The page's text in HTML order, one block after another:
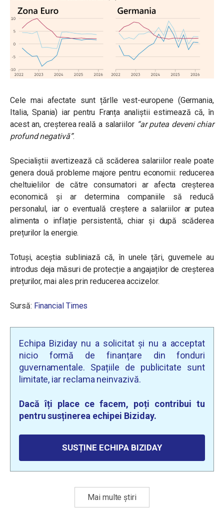
Cele mai afectate sunt țărlle vest-europene (Germania,
Italia, Spania) iar pentru Franța analiștii estimează că, în
acest an, creșterea reală a salariilor “ar putea deveni chiar
profund negativă”.
Specialiștii avertizează că scăderea salariilor reale poate
genera două probleme majore pentru economii: reducerea
cheltuielilor de către consumatori ar afecta creșterea
economică și ar determina companiile să reducă
personalul, iar o eventuală creștere a salariilor ar putea
alimenta o inflație persistentă, chiar și după scăderea
prețurilor la energie.
Totuși, aceștia subliniază că, în unele țări, guvernele au
introdus deja măsuri de protecție a angajaților de creșterea
prețurilor, mai ales prin reducerea accizelor.
Sursă: Financial Times
Echipa Biziday nu a solicitat și nu a acceptat
nicio formă de finanțare din fonduri
guvernamentale. Spațiile de publicitate sunt
limitate, iar reclama neinvazivă.
Dacă îți place ce facem, poți contribui tu
pentru susținerea echipei Biziday.
SUSȚINE ECHIPA BIZIDAY
Mai multe știri